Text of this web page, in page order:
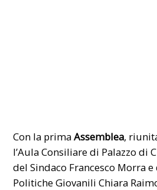
Con la primaAssemblea,
l’Aula Consiliare di Palazzo di
del Sindaco Francesco Morra e
Politiche Giovanili Chiara